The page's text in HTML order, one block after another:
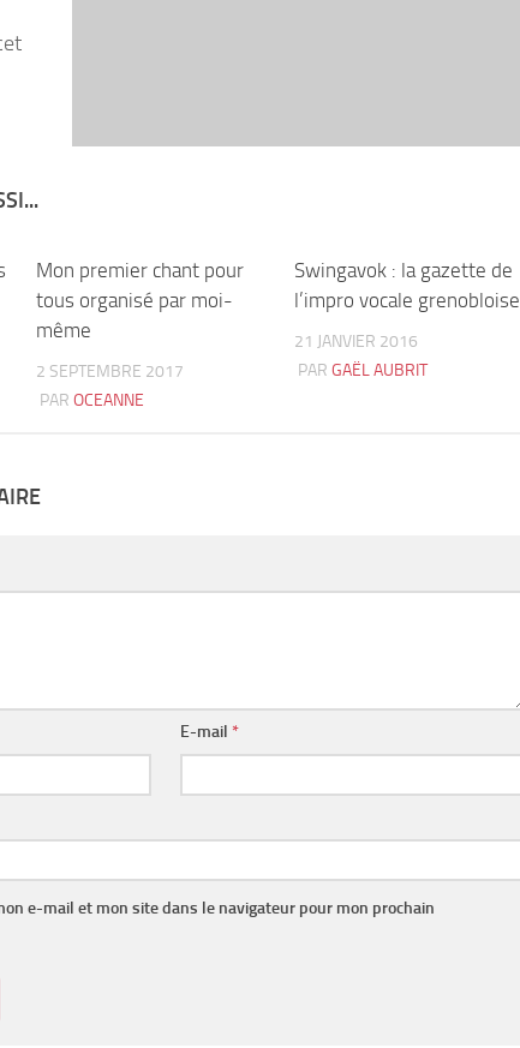
Mon premier chant pour
tous organisé par moi-
même
2 SEPTEMBRE 2017
PAROCEANNE
Swingavok : la gazette de
l’impro vocale grenobloise
21 JANVIER 2016
PAR GAËL AUBRIT
E-mail *
e-mail et mon site dans le navigateur pour mon prochain